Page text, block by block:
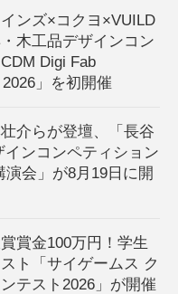
インズ×コクヨ×VUILD
木工品デザインコン
Digi Fab
」を初開催
介らが登壇、「長谷
ンコンペティション
演会」が8月19日に開
賞金100万円！学生
ト「サイゲームス ク
テスト2026」が開催